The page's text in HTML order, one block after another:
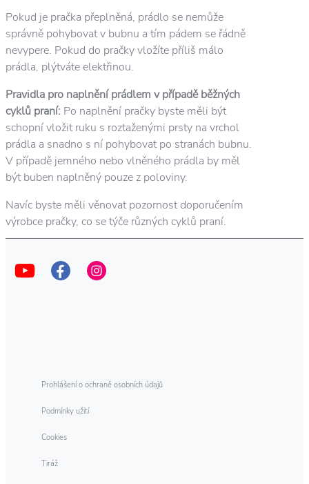
Pokud je pračka přeplněná, prádlo se nemůže
správně pohybovat v bubnu a tím pádem se řádně
nevypere. Pokud do pračky vložíte příliš málo
prádla, plýtváte elektřinou.
Pravidla pro naplnění prádlem v případě běžných
cyklů praní: Po naplnění pračky byste měli být
schopní vložit ruku s roztaženými prsty na vrchol
prádla a snadno s ní pohybovat po stranách bubnu.
V případě jemného nebo vlněného prádla by měl
být buben naplněný pouze z poloviny.
Navíc byste měli věnovat pozornost doporučením
výrobce pračky, co se týče různých cyklů praní.
Prohlášení o ochraně osobních údajů
Podmínky užití
Cookies
Tiráž